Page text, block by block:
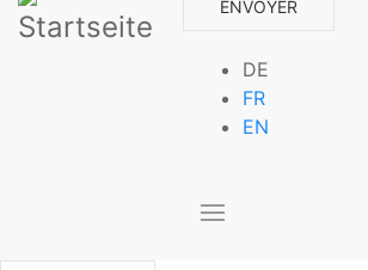
DE
FR
EN